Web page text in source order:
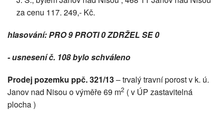
za cenu 117. 249,- Kč.
hlasování: PRO 9 PROTI 0 ZDRŽEL SE 0
- usnesení č. 108 bylo schváleno
Prodej pozemku ppč. 321/13– trvalý travní porost v k. ú.
Janov nad Nisou o výměře 69 m2 ( v ÚP zastavitelná
plocha )